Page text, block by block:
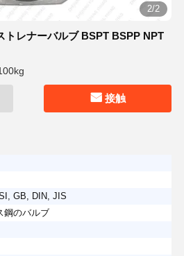
2/2
トレナーバルブ BSPT BSPP NPT
接触
GB, DIN, JIS
鋼のバルブ